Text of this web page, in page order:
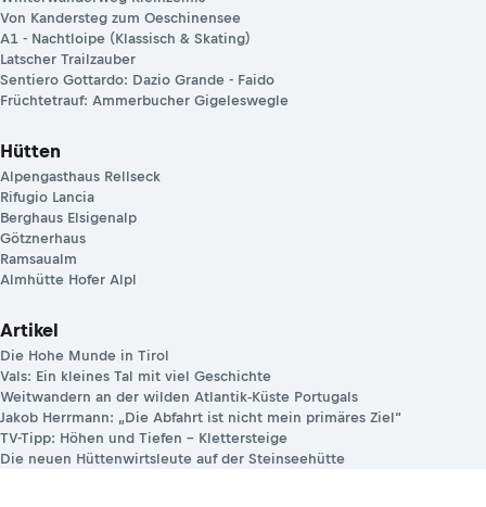
Von Kandersteg zum Oeschinensee
A1 - Nachtloipe (Klassisch & Skating)
Latscher Trailzauber
Sentiero Gottardo: Dazio Grande - Faido
Früchtetrauf: Ammerbucher Gigeleswegle
Hütten
Alpengasthaus Rellseck
Rifugio Lancia
Berghaus Elsigenalp
Götznerhaus
Ramsaualm
Almhütte Hofer Alpl
Artikel
Die Hohe Munde in Tirol
Vals: Ein kleines Tal mit viel Geschichte
Weitwandern an der wilden Atlantik-Küste Portugals
Jakob Herrmann: „Die Abfahrt ist nicht mein primäres Ziel“
TV-Tipp: Höhen und Tiefen – Klettersteige
Die neuen Hüttenwirtsleute auf der Steinseehütte